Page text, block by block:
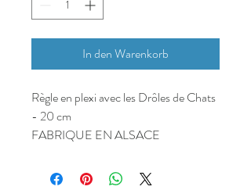
In den Warenkorb
Règle en plexi avec les Drôles de Chats
- 20 cm
FABRIQUE EN ALSACE